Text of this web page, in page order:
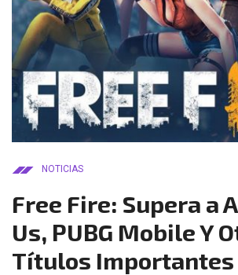
NOTICIAS
Free Fire: Supera a
Us, PUBG Mobile Y
Títulos Importantes